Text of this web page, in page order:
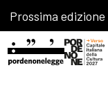
Prossima edizione